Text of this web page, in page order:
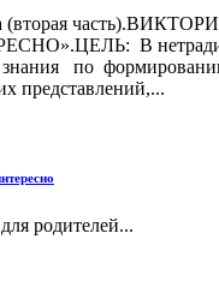
(вторая
В
знания по
представлений,...
родителей...